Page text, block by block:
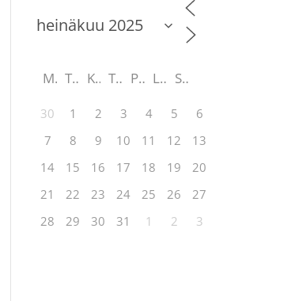
M T K T P L S
30 1 2 3 4 5
6
7
8 9 10 11 12
13
14
15 16 17 18 19
20
21
22 23 24 25 26
27
28
29 30 31 1 2 3